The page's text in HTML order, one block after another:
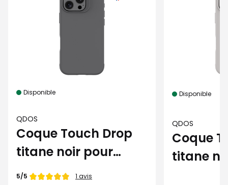
Disponible
QDOS
Coque Touch Drop
titane noir pour
iPhone 16 Pro
Note de
5/5 1 avis
Disponible
QDOS
Coque
titane